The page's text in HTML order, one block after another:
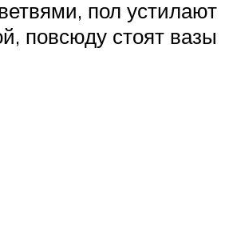
пол устилают
повсюду стоят вазы